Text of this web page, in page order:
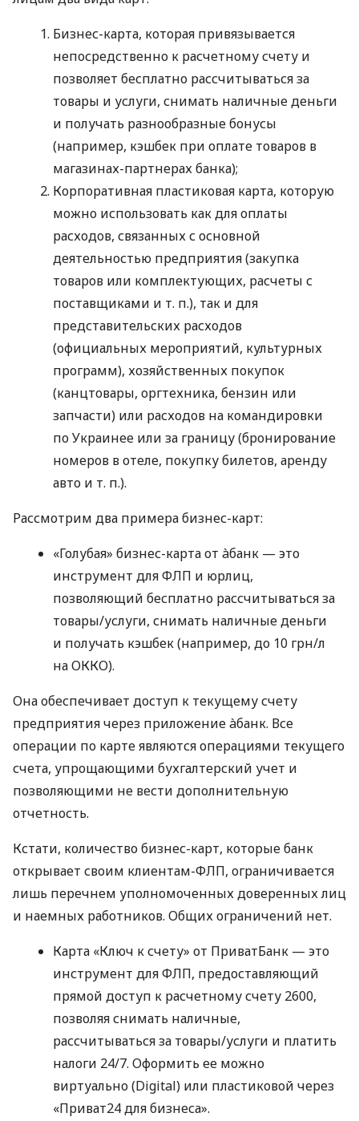
Бизнес-карта, которая привязывается
непосредственно к расчетному счету и
позволяет бесплатно рассчитываться за
товары и услуги, снимать наличные деньги
и получать разнообразные бонусы
(например, кэшбек при оплате товаров в
магазинах-партнерах банка);
Корпоративная пластиковая карта, которую
можно использовать как для оплаты
расходов, связанных с основной
деятельностью предприятия (закупка
товаров или комплектующих, расчеты с
поставщиками и т. п.), так и для
представительских расходов
(официальных мероприятий, культурных
программ), хозяйственных покупок
(канцтовары, оргтехника, бензин или
запчасти) или расходов на командировки
по Украинее или за границу (бронирование
номеров в отеле, покупку билетов, аренду
авто и т. п.).
Рассмотрим два примера бизнес-карт:
«Голубая» бизнес-карта от àбанк — это
инструмент для ФЛП и юрлиц,
позволяющий бесплатно рассчитываться за
товары/услуги, снимать наличные деньги
и получать кэшбек (например, до 10 грн/л
на ОККО).
Она обеспечивает доступ к текущему счету
предприятия через приложение àбанк. Все
операции по карте являются операциями текущего
счета, упрощающими бухгалтерский учет и
позволяющими не вести дополнительную
отчетность.
Кстати, количество бизнес-карт, которые банк
открывает своим клиентам-ФЛП, ограничивается
лишь перечнем уполномоченных доверенных лиц
и наемных работников. Общих ограничений нет.
Карта «Ключ к счету» от ПриватБанк — это
инструмент для ФЛП, предоставляющий
прямой доступ к расчетному счету 2600,
позволяя снимать наличные,
рассчитываться за товары/услуги и платить
налоги 24/7. Оформить ее можно
виртуально (Digital) или пластиковой через
«Приват24 для бизнеса».